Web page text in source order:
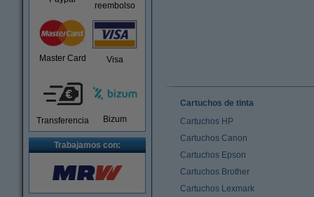
reembolso
Master Card Visa
Transferencia Bizum
Trabajamos con:
Cartuchos de tinta
Cartuchos HP
Cartuchos Canon
Cartuchos Epson
Cartuchos Brother
Cartuchos Lexmark